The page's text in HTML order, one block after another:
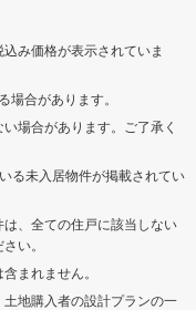
み価格が表示されていま
合があります。
場合があります。ご了承く
る未入居物件が掲載されてい
は、全ての住戸に該当しない
い。
まれません。
土地購入者の設計プランの一